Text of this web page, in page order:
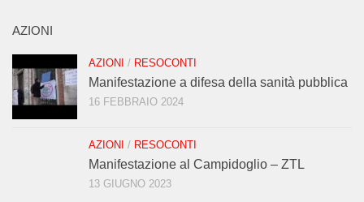
AZIONI
AZIONI / RESOCONTI
Manifestazione a difesa della sanità pubblica
16 FEBBRAIO 2024
AZIONI / RESOCONTI
Manifestazione al Campidoglio – ZTL
13 GIUGNO 2023